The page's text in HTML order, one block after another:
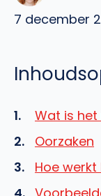
7 december
Wat is
Oorzaken
Hoe